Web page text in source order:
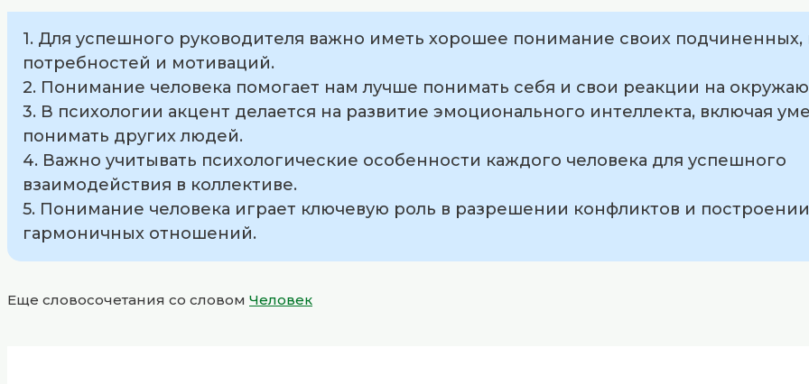
1. Для успешного руководителя важно иметь хорошее понимание своих подчиненных,
потребностей и мотиваций.
2. Понимание человека помогает нам лучше понимать себя и свои реакции на
3. В психологии акцент делается на развитие эмоционального интеллекта, включая
понимать других людей.
4. Важно учитывать психологические особенности каждого человека для успешного
взаимодействия в коллективе.
5. Понимание человека играет ключевую роль в разрешении конфликтов и построении
гармоничных отношений.
Еще словосочетания со словом Человек